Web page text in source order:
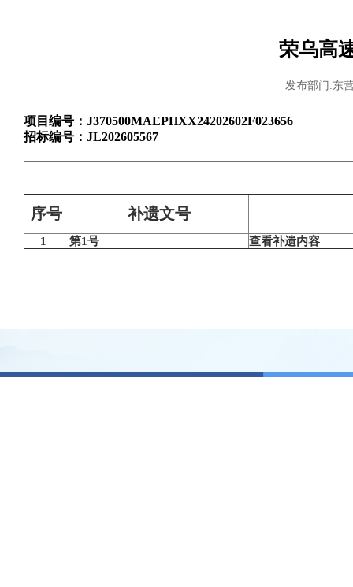
荣乌高
发布部门:东
项目编号： J370500MAEPHXX24202602F023656
招标编号： JL202605567
序号 补遗文号
1 第1号 查看补遗内容